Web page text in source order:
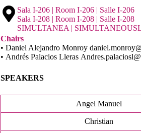
Sala I-206 | Room I-206 | Salle I-206
Sala I-208 | Room I-208 | Salle I-208
SIMULTANEA |
Chairs
• Daniel Alejandro Monroy
• Andrés Palacios Lleras
SPEAKERS
Angel Manuel
Christian